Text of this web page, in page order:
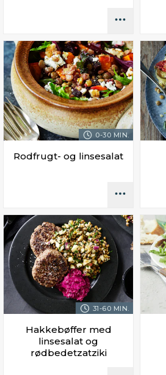
0-30 MIN.
Rodfrugt- og linsesalat
31-60 MIN.
Hakkebøffer med
linsesalat og
rødbedetzatziki